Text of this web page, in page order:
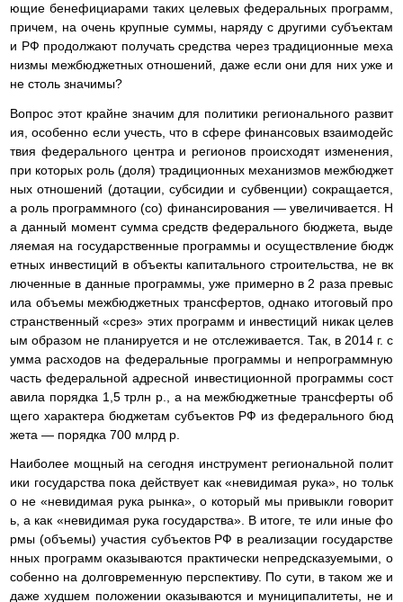
ющие бенефициарами таких целевых федеральных программ,
причем, на очень крупные суммы, наряду с другими субъектам
и РФ продолжают получать средства через традиционные меха
низмы межбюджетных отношений, даже если они для них уже и
не столь значимы?
Вопрос этот крайне значим для политики регионального развит
ия, особенно если учесть, что в сфере финансовых взаимодейс
твия федерального центра и регионов происходят изменения,
при которых роль (доля) традиционных механизмов межбюджет
ных отношений (дотации, субсидии и субвенции) сокращается,
а роль программного (со) финансирования — увеличивается. Н
а данный момент сумма средств федерального бюджета, выде
ляемая на государственные программы и осуществление бюдж
етных инвестиций в объекты капитального строительства, не вк
люченные в данные программы, уже примерно в 2 раза превыс
ила объемы межбюджетных трансфертов, однако итоговый про
странственный «срез» этих программ и инвестиций никак целев
ым образом не планируется и не отслеживается. Так, в 2014 г. с
умма расходов на федеральные программы и непрограммную
часть федеральной адресной инвестиционной программы сост
авила порядка 1,5 трлн р., а на межбюджетные трансферты об
щего характера бюджетам субъектов РФ из федерального бюд
жета — порядка 700 млрд р.
Наиболее мощный на сегодня инструмент региональной полит
ики государства пока действует как «невидимая рука», но тольк
о не «невидимая рука рынка», о который мы привыкли говорит
ь, а как «невидимая рука государства». В итоге, те или иные фо
рмы (объемы) участия субъектов РФ в реализации государстве
нных программ оказываются практически непредсказуемыми, о
собенно на долговременную перспективу. По сути, в таком же и
даже худшем положении оказываются и муниципалитеты, не и